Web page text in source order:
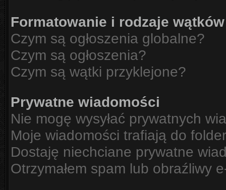
Formatowanie i rodzaje wątków
Czym są ogłoszenia globalne?
Czym są ogłoszenia?
Czym są wątki przyklejone?
Prywatne wiadomości
Nie mogę wysyłać prywatnych
Moje wiadomości trafiają do
Dostaję niechciane prywatne
Otrzymałem spam lub obraźliwy